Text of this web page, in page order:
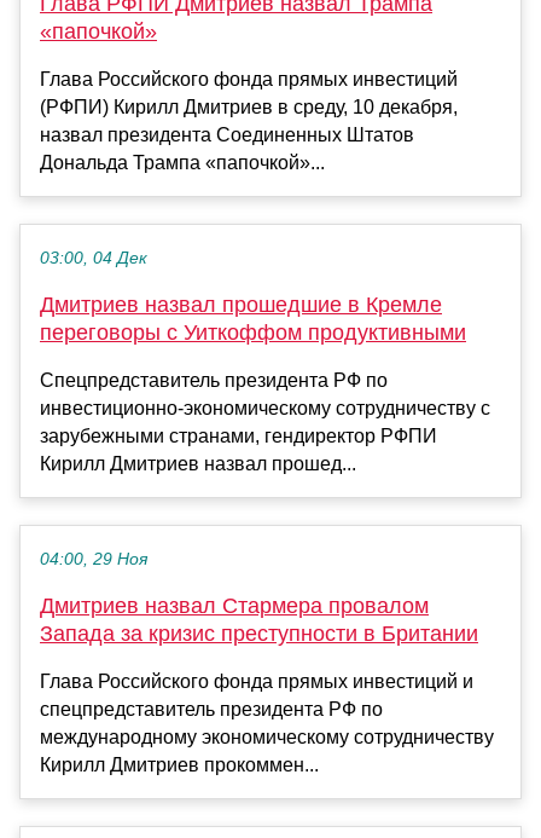
«папочкой»
Глава Российского фонда прямых инвестиций
(РФПИ) Кирилл Дмитриев в среду, 10 декабря,
назвал президента Соединенных Штатов
Дональда Трампа «папочкой»...
03:00, 04 Дек
Дмитриев назвал прошедшие в Кремле
переговоры с Уиткоффом продуктивными
Спецпредставитель президента РФ по
инвестиционно-экономическому сотрудничеству с
зарубежными странами, гендиректор РФПИ
Кирилл Дмитриев назвал прошед...
04:00, 29 Ноя
Дмитриев назвал Стармера провалом
Запада за кризис преступности в Британии
Глава Российского фонда прямых инвестиций и
спецпредставитель президента РФ по
международному экономическому сотрудничеству
Кирилл Дмитриев прокоммен...